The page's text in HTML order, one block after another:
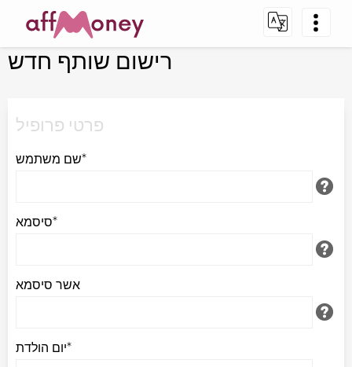
רישום שותף חדש
פרטי פרופיל
שם משתמש*
סיסמא*
אשר סיסמא
יום הולדת*